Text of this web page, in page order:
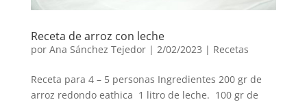
Receta de arroz con leche
por Ana Sánchez Tejedor| 2/02/2023 | Recetas
Receta para 4 – 5 personas Ingredientes 200 gr de
arroz redondo eathica 1 litro de leche. 100 gr de